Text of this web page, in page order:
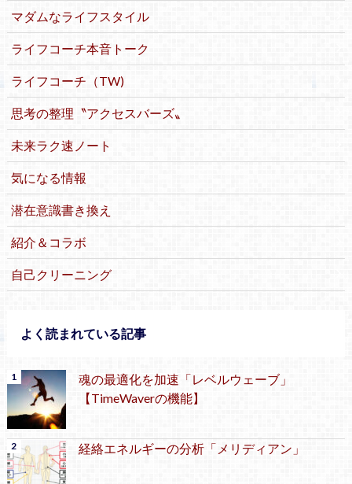
マダムなライフスタイル
ライフコーチ本音トーク
ライフコーチ（TW)
思考の整理〝アクセスバーズ〟
未来ラク速ノート
気になる情報
潜在意識書き換え
紹介＆コラボ
自己クリーニング
よく読まれている記事
魂の最適化を加速「レベルウェーブ」
【TimeWaverの機能】
経絡エネルギーの分析「メリディアン」